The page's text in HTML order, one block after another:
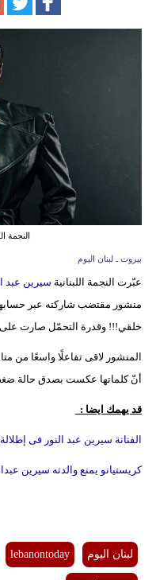
النجمة
بيروت ـ لبنان اليوم
عبّرت النجمة اللبنانية سيرين عبد
منشور مقتضب شاركته عبر
خلقي!!! وقدرة التحمّل صارت على
المنشور لاقى تفاعلًا واسعًا من
أنّ كلماتها عكست بصدق حالة
قد يهمك ايضا :
الفنانة سيرين عبد النور فى
كريستيانو يمنع والدته سيرين
لبنان اليوم lebanontoday